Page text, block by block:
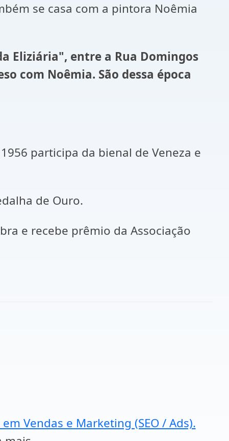
se casa com a pintora Noêmia
Eliziária", entre a Rua Domingos
com Noêmia. São dessa época
participa da bienal de Veneza e
de Ouro.
e recebe prêmio da Associação
Vendas e Marketing (SEO / Ads).